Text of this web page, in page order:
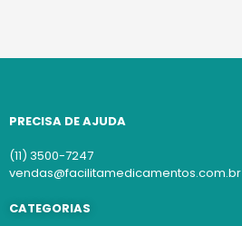
PRECISA DE AJUDA
(11) 3500-7247
vendas@facilitamedicamentos.com.br
CATEGORIAS